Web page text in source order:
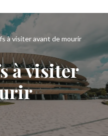
à visiter avant de mourir
à visiter